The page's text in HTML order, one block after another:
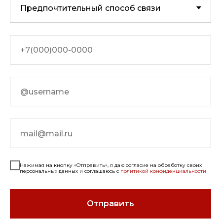
Нажимая на кнопку «Отправить», я даю согласие на обработку своих
персональных данных и соглашаюсь с политикой конфиденциальности
Отправить